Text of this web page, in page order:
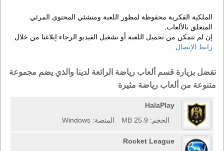
الملكية الفكرية محفوظة لمطور اللعبة ومنشئي المحتوى المرئي
المتعلق بالألعاب,
إن لم تتمكن من تحميل اللعبة أو تشغيل الفيديو الرجاء إبلاغنا من خلال
رابط الإتصال
تفضل بزيارة قسم ألعاب رياضة الرائعة لدينا والذي يضم مجموعة
متنوعة من ألعاب رياضة مثيرة
HalaPlay
الحجم: 25.9 MB
المنصة: Windows
Rocket League